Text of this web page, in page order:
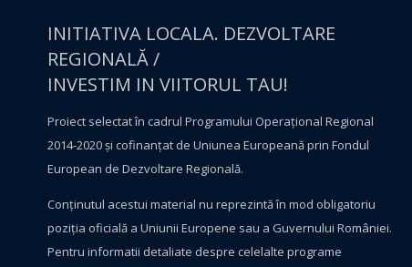
INITIATIVA LOCALA. DEZVOLTARE
REGIONALĂ /
INVESTIM IN VIITORUL TAU!
Proiect selectat în cadrul Programului Operațional Regional
2014-2020 și cofinanțat de Uniunea Europeană prin Fondul
European de Dezvoltare Regională.
Conţinutul acestui material nu reprezintă în mod obligatoriu
poziţia oficială a Uniunii Europene sau a Guvernului României.
Pentru informatii detaliate despre celelalte programe